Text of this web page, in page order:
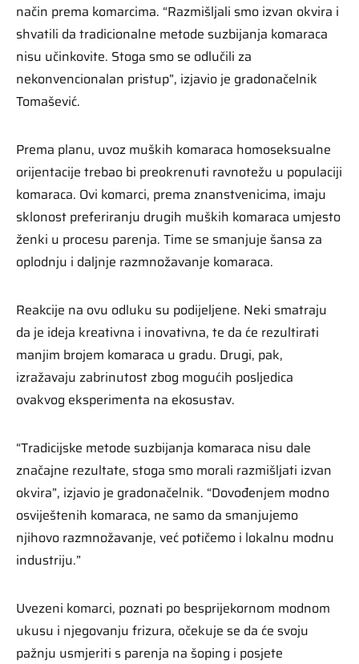
način prema komarcima. “Razmišljali smo izvan okvira i
shvatili da tradicionalne metode suzbijanja komaraca
nisu učinkovite. Stoga smo se odlučili za
nekonvencionalan pristup”, izjavio je gradonačelnik
Tomašević.
Prema planu, uvoz muških komaraca homoseksualne
orijentacije trebao bi preokrenuti ravnotežu u populaciji
komaraca. Ovi komarci, prema znanstvenicima, imaju
sklonost preferiranju drugih muških komaraca umjesto
ženki u procesu parenja. Time se smanjuje šansa za
oplodnju i daljnje razmnožavanje komaraca.
Reakcije na ovu odluku su podijeljene. Neki smatraju
da je ideja kreativna i inovativna, te da će rezultirati
manjim brojem komaraca u gradu. Drugi, pak,
izražavaju zabrinutost zbog mogućih posljedica
ovakvog eksperimenta na ekosustav.
“Tradicijske metode suzbijanja komaraca nisu dale
značajne rezultate, stoga smo morali razmišljati izvan
okvira”, izjavio je gradonačelnik. “Dovođenjem modno
osviještenih komaraca, ne samo da smanjujemo
njihovo razmnožavanje, već potičemo i lokalnu modnu
industriju.”
Uvezeni komarci, poznati po besprijekornom modnom
ukusu i njegovanju frizura, očekuje se da će svoju
pažnju usmjeriti s parenja na šoping i posjete